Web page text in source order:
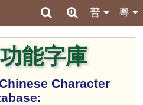
粵
普
能字庫
Character